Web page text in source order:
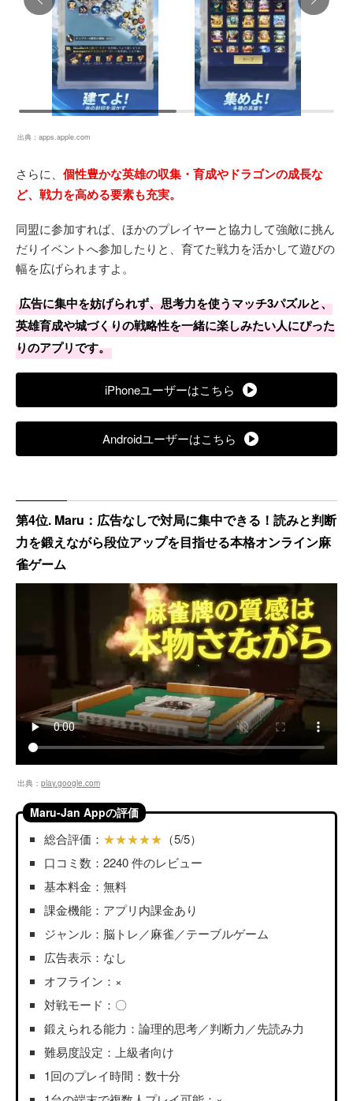
出典： apps.apple.com
さらに、 個性豊かな英雄の収集・育成やドラゴンの成長な
ど、戦力を高める要素も充実。
同盟に参加すれば、ほかのプレイヤーと協力して強敵に挑ん
だりイベントへ参加したりと、育てた戦力を活かして遊びの
幅を広げられますよ。
広告に集中を妨げられず、思考力を使うマッチ3パズルと、
英雄育成や城づくりの戦略性を一緒に楽しみたい人にぴった
りのアプリです。
iPhoneユーザーはこちら
Androidユーザーはこちら
第4位. Maru：広告なしで対局に集中できる！読みと判断
力を鍛えながら段位アップを目指せる本格オンライン麻
雀ゲーム
出典： play.google.com
Maru-Jan Appの評価
総合評価： ★★★★★ （5/5）
口コミ数：2240 件のレビュー
基本料金：無料
課金機能：アプリ内課金あり
ジャンル：脳トレ／麻雀／テーブルゲーム
広告表示：なし
オフライン：×
対戦モード：〇
鍛えられる能力：論理的思考／判断力／先読み力
難易度設定：上級者向け
1回のプレイ時間：数十分